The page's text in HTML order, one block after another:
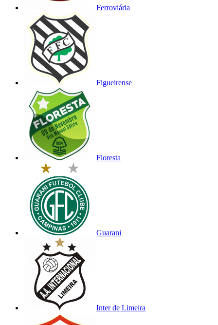
Ferroviária
Figueirense
Floresta
Guarani
Inter de Limeira